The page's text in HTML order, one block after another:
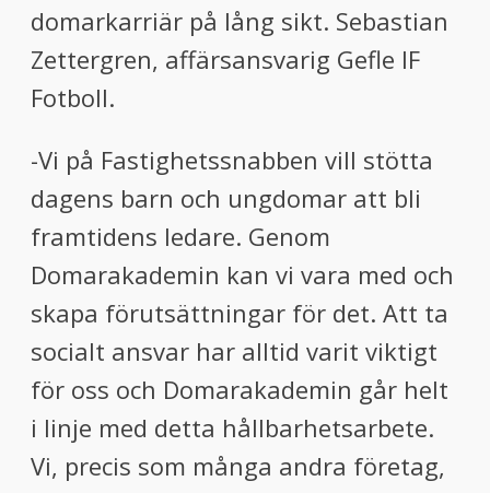
domarkarriär på lång sikt. Sebastian
Zettergren, affärsansvarig Gefle IF
Fotboll.
-Vi på Fastighetssnabben vill stötta
dagens barn och ungdomar att bli
framtidens ledare. Genom
Domarakademin kan vi vara med och
skapa förutsättningar för det. Att ta
socialt ansvar har alltid varit viktigt
för oss och Domarakademin går helt
i linje med detta hållbarhetsarbete.
Vi, precis som många andra företag,